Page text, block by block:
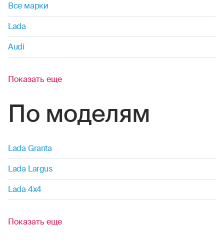
Все марки
Lada
Audi
Показать еще
По моделям
Lada Granta
Lada Largus
Lada 4x4
Показать еще